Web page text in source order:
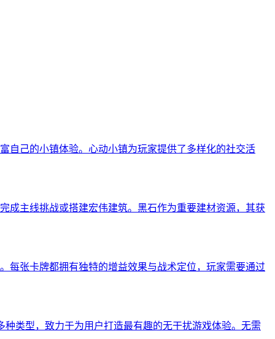
自己的小镇体验。心动小镇为玩家提供了多样化的社交活
成主线挑战或搭建宏伟建筑。黑石作为重要建材资源，其获
每张卡牌都拥有独特的增益效果与战术定位，玩家需要通过
类型，致力于为用户打造最有趣的无干扰游戏体验。无需